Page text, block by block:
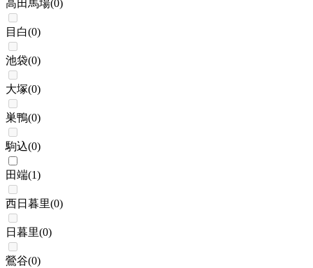
高田馬場(0)
目白(0)
池袋(0)
大塚(0)
巣鴨(0)
駒込(0)
田端(1)
西日暮里(0)
日暮里(0)
鶯谷(0)